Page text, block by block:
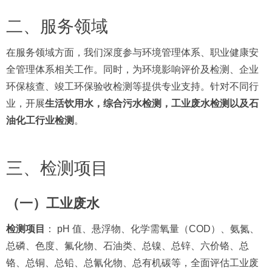
二、服务领域
在服务领域方面，我们深度参与环境管理体系、职业健康安
全管理体系相关工作。同时，为环境影响评价及检测、企业
环保核查、竣工环保验收检测等提供专业支持。针对不同行
业，开展生活饮用水，综合污水检测，工业废水检测以及石
油化工行业检测 。
三、检测项目
（一）工业废水
检测项目
： pH 值、悬浮物、化学需氧量（COD）、氨氮、
总磷、色度、氟化物、石油类、总镍、总锌、六价铬、总
铬、总铜、总铅、总氰化物、总有机碳等，全面评估工业废